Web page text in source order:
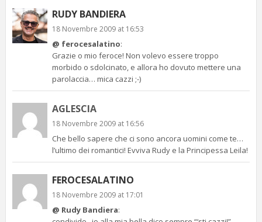
RUDY BANDIERA
18 Novembre 2009 at 16:53
@ ferocesalatino:
Grazie o mio feroce! Non volevo essere troppo
morbido o sdolcinato, e allora ho dovuto mettere una
parolaccia… mica cazzi ;-)
AGLESCIA
18 Novembre 2009 at 16:56
Che bello sapere che ci sono ancora uomini come te…
l’ultimo dei romantici! Evviva Rudy e la Principessa Leila!
FEROCESALATINO
18 Novembre 2009 at 17:01
@ Rudy Bandiera: